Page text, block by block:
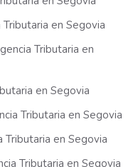
en Segovia
Tributaria en
en Segovia
Tributaria en Segovia
en Segovia
Tributaria en Segovia